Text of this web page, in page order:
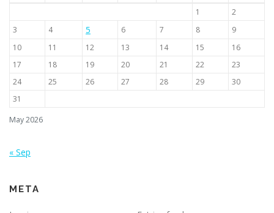
May 2026
1
2
3
4 5 6 7 8
9
10
11 12 13 14 15
16
17
18 19 20 21 22
23
24
25 26 27 28 29
30
31
« Sep
META